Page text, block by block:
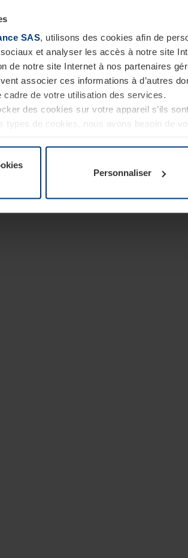
SAS, utilisons des cookies afin de
et analyser les accès à notre site
de notre site Internet à nos partenaires
associer ces informations à d’autres
cadre de votre utilisation des services.
des cookies sur votre appareil s’ils
types de cookies, nous avons besoin de
Personnaliser